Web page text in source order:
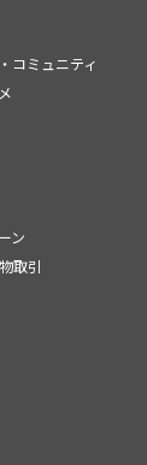
コミュニティ
ン
取引